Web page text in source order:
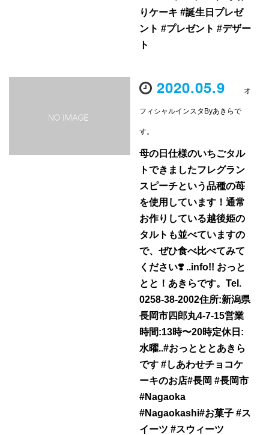
りケーキ #誕生日プレゼ
ント #プレゼント #デザー
ト
2020.05.9 オ
フィシャルインスタByあきらで
す。
母の日仕様のいちごタル
トできましたフレグラン
スピーチという品種の苺
を使用しています！通常
お作りしている越後姫の
タルトも並べていますの
で、ぜひ食べ比べてみて
ください❣️ ..info!! おっと
とと！あきらです。Tel.
0258-38-2002住所:新潟県
長岡市四郎丸4-7-15営業
時間:13時〜20時定休日:
水曜..#おっとととあきら
です #しあわせチョコケ
ーキのお店#長岡 #長岡市
#Nagaoka
#Nagaokashi#お菓子 #ス
イーツ #スウィーツ